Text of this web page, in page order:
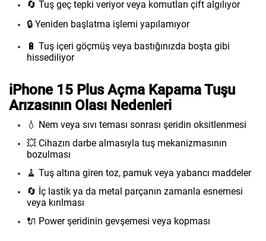
🔄 Tuş geç tepki veriyor veya komutları çift algılıyor
🔒 Yeniden başlatma işlemi yapılamıyor
🔋 Tuş içeri göçmüş veya bastığınızda boşta gibi
hissediliyor
iPhone 15 Plus Açma Kapama Tuşu
Arızasının Olası Nedenleri
💧 Nem veya sıvı teması sonrası şeridin oksitlenmesi
💥 Cihazın darbe almasıyla tuş mekanizmasının
bozulması
🧹 Tuş altına giren toz, pamuk veya yabancı maddeler
🔄 İç lastik ya da metal parçanın zamanla esnemesi
veya kırılması
🔌 Power şeridinin gevşemesi veya kopması